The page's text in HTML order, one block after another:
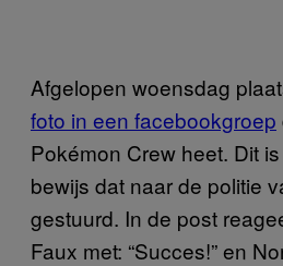
Afgelopen woensdag
foto in een facebookgroep
Pokémon Crew heet. Dit
bewijs dat naar de politie
gestuurd. In de post
Faux met: “Succes!” en